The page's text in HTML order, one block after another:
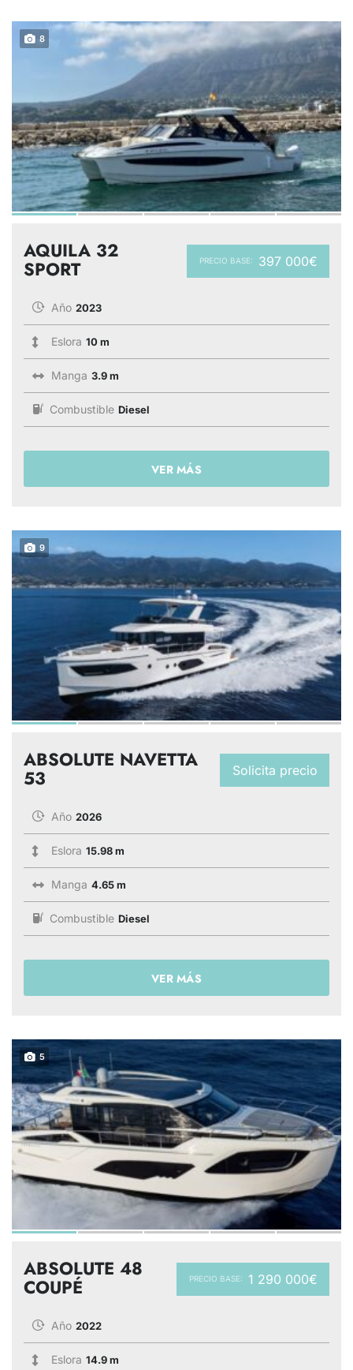
8
PRECIO BASE: 397 000€
AQUILA 32
SPORT
Año 2023
Eslora 10 m
Manga 3.9 m
Combustible Diesel
VER MÁS
9
Solicita precio
ABSOLUTE NAVETTA
53
Año 2026
Eslora 15.98 m
Manga 4.65 m
Combustible Diesel
VER MÁS
5
PRECIO BASE: 1 290 000€
ABSOLUTE 48
COUPÉ
Año 2022
Eslora 14.9 m